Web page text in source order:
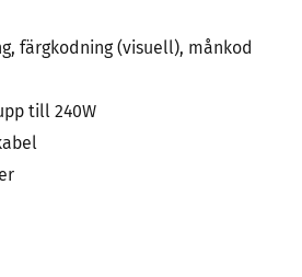
färgkodning (visuell), månkod
till 240W